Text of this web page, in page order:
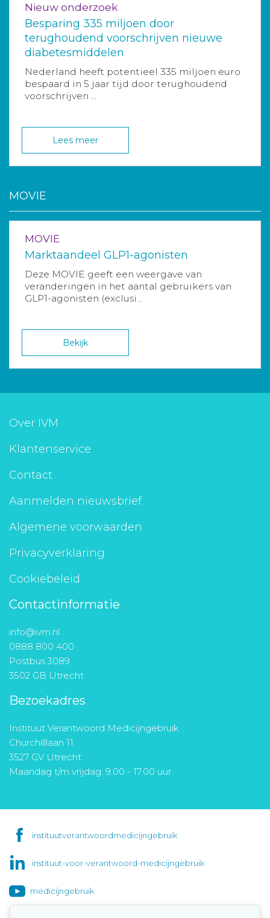
Nieuw onderzoek
Besparing 335 miljoen door
terughoudend voorschrijven nieuwe
diabetesmiddelen
Nederland heeft potentieel 335 miljoen euro
bespaard in 5 jaar tijd door terughoudend
voorschrijven ...
Lees meer
MOVIE
MOVIE
Marktaandeel GLP1-agonisten
Deze MOVIE geeft een weergave van
veranderingen in het aantal gebruikers van
GLP1-agonisten (exclusi...
Bekijk
Over IVM
Klantenservice
Contact
Aanmelden nieuwsbrief
Algemene voorwaarden
Privacyverklaring
Cookiebeleid
Contactinformatie
info@ivm.nl
0888 800 400
Postbus 3089
3502 GB Utrecht
Bezoekadres
Instituut Verantwoord Medicijngebruik
Churchilllaan 11
3527 GV Utrecht
Maandag t/m vrijdag: 9.00 - 17.00 uur
instituutverantwoordmedicijngebruik
instituut-voor-verantwoord-medicijngebruik
medicijngebruik